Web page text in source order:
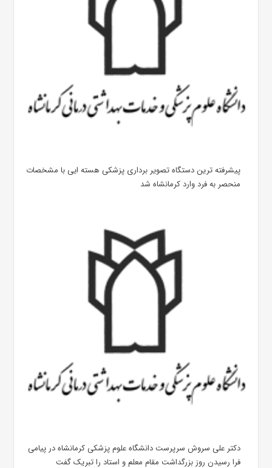
پیشرفته ترین دستگاه تصویر برداری پزشکی هسته ایی با مشخصات
منحصر به فرد وارد کرمانشاه شد
دکتر علی سروش سرپرست دانشگاه علوم پزشکی کرمانشاه در پیامی
فرا رسیدن روز بزرگداشت مقام معلم و استاد را تبریک گفت